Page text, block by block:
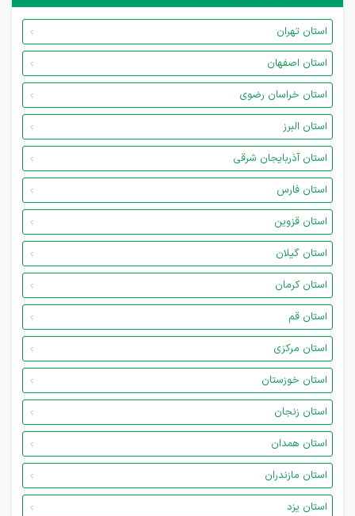
استان تهران
استان اصفهان
استان خراسان رضوی
استان البرز
استان آذربایجان شرقی
استان فارس
استان قزوین
استان گیلان
استان کرمان
استان قم
استان مرکزی
استان خوزستان
استان زنجان
استان همدان
استان مازندران
استان یزد